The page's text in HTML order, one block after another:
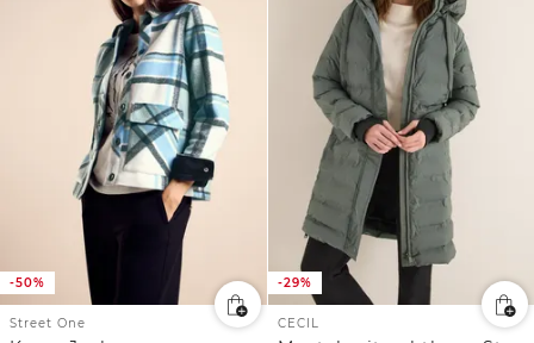
-50%
Street One
-29%
CECIL